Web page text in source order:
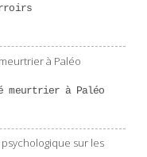
meurtrier à Paléo